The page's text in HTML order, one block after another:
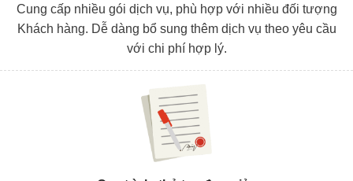
Cung cấp nhiều gói dịch vụ, phù hợp với nhiều đối tượng
Khách hàng. Dễ dàng bổ sung thêm dịch vụ theo yêu cầu
với chi phí hợp lý.